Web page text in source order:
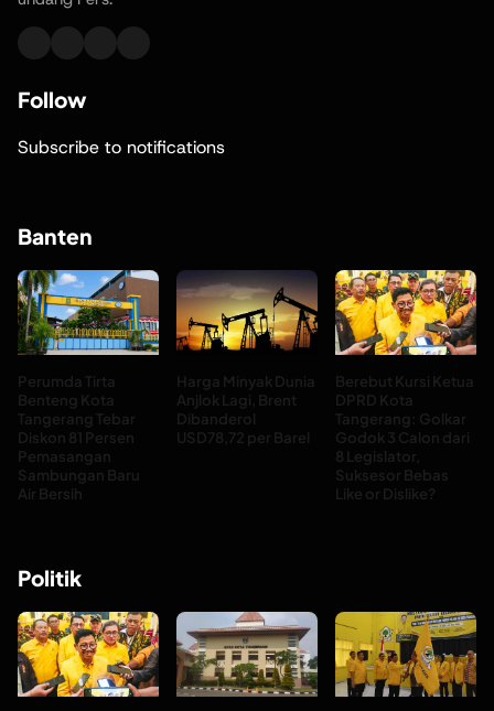
Follow
Subscribe to notifications
Banten
Perumda Tirta
Benteng Kota
Tangerang Tebar
Diskon 81 Persen
Pemasangan
Sambungan Baru
Air Bersih
Harga Minyak Dunia
Anjlok Lagi, Brent
Dibanderol
USD78,72 per Barel
Berebut Kursi Ketua
DPRD Kota
Tangerang: Golkar
Godok 3 Calon dari
8 Legislator,
Suksesor Bebas
Like or Dislike?
Politik